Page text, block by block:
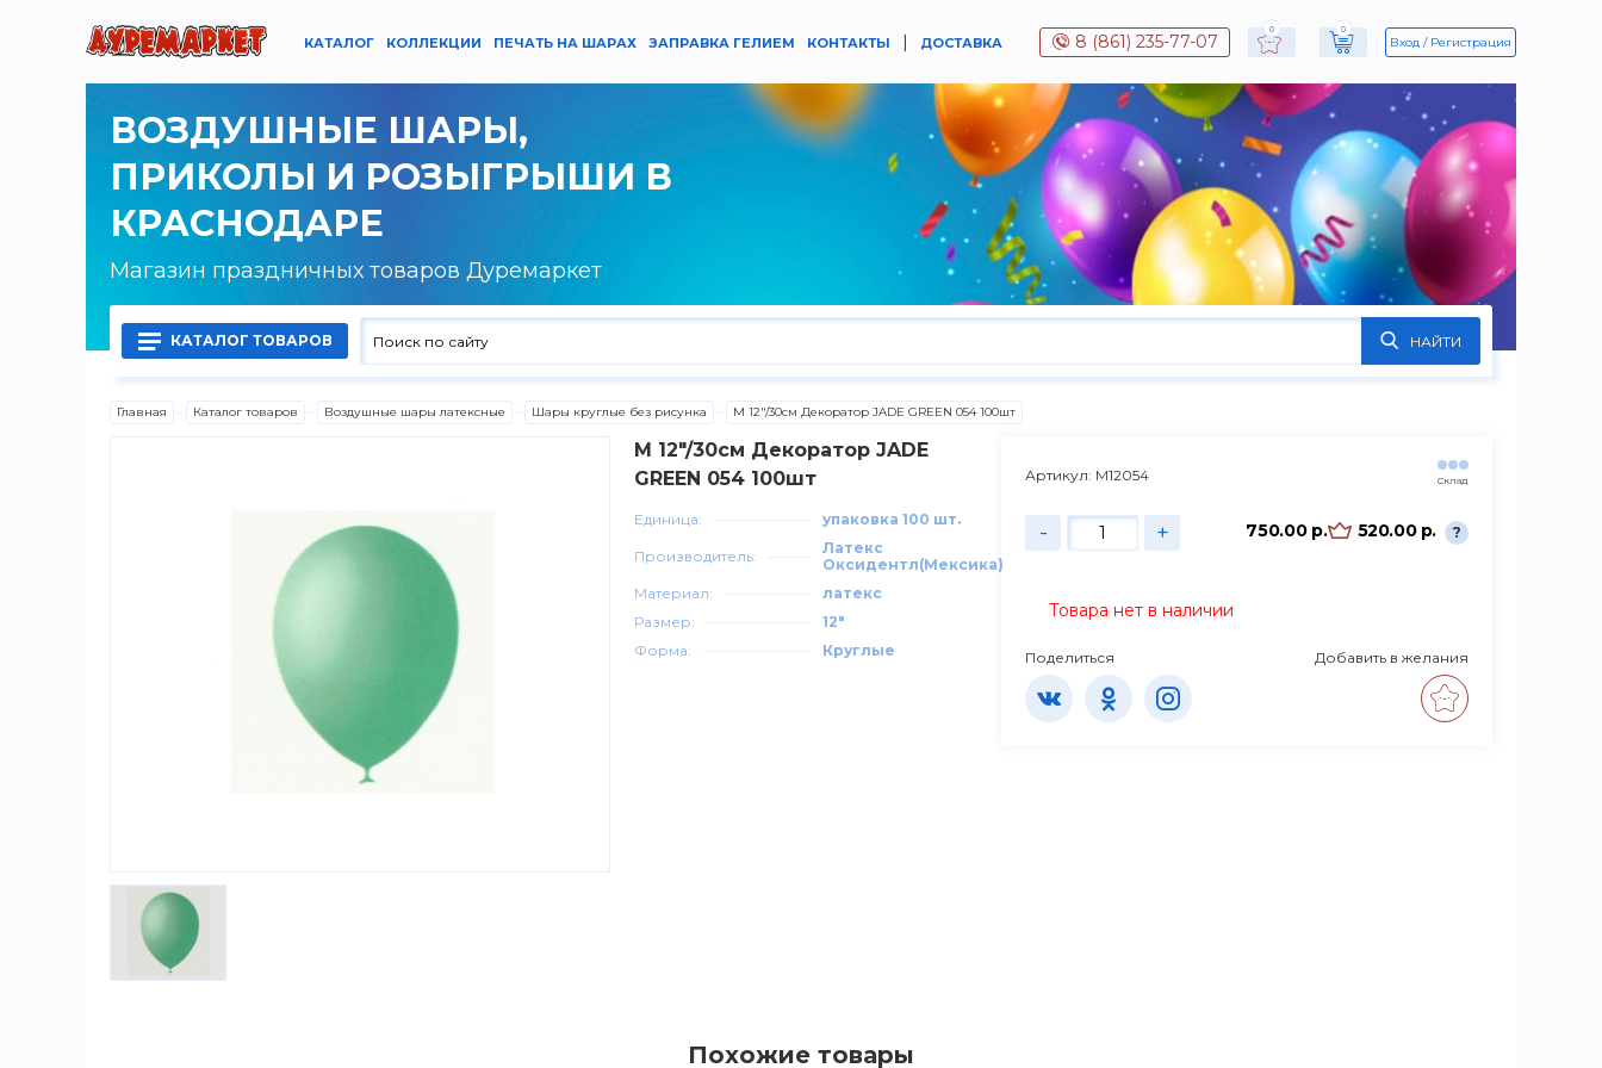
КАТАЛОГ КОЛЛЕКЦИИ ПЕЧАТЬ НА ШАРАХ ЗАПРАВКА ГЕЛИЕМ КОНТАКТЫ | ДОСТАВКА 8 (861) 235-77-07
0 0
Вход Регистрация
ВОЗДУШНЫЕ ШАРЫ,
ПРИКОЛЫ И РОЗЫГРЫШИ В
КРАСНОДАРЕ
Магазин праздничных товаров Дуремаркет
КАТАЛОГ ТОВАРОВ
Воздушные шары латексные
Гелий, оборудование и аксессуары
Наградная атрибутика
Подарочная упаковка, конверты для
Шары с гелием
НАЙТИ
Главная Каталог товаров Воздушные шары латексные Шары круглые без рисунка M 12"/30см Декоратор JADE GREEN 054 100шт
Артикул: М12054 Склад
- + 750.00 р. 520.00 р. ?
Товара нет в наличии
Поделиться Добавить в желания
M 12"/30см Декоратор JADE
GREEN 054 100шт
Единица: упаковка 100 шт.
Производитель:
Латекс
Оксидентл(Мексика)
Материал:
латекс
Размер:
12"
Форма:
Круглые
Похожие товары